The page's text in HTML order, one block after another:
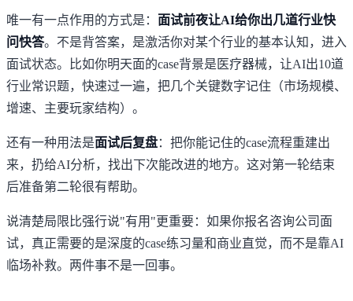
唯一有一点作用的方式是： 面试前夜让AI给你出几道行业快
问快答。不是背答案，是激活你对某个行业的基本认知，进入
面试状态。比如你明天面的case背景是医疗器械，让AI出10道
行业常识题，快速过一遍，把几个关键数字记住（市场规模、
增速、主要玩家结构）。
还有一种用法是面试后复盘：把你能记住的case流程重建出
来，扔给AI分析，找出下次能改进的地方。这对第一轮结束
后准备第二轮很有帮助。
说清楚局限比强行说"有用"更重要：如果你报名咨询公司面
试，真正需要的是深度的case练习量和商业直觉，而不是靠AI
临场补救。两件事不是一回事。